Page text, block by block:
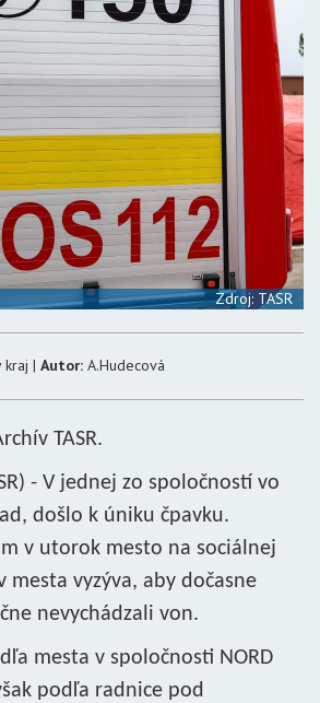
Zdroj: TASR
| Autor: A.Hudecová
TASR.
- V jednej zo spoločností vo
došlo k úniku čpavku.
v utorok mesto na sociálnej
mesta vyzýva, aby dočasne
nevychádzali von.
mesta v spoločnosti NORD
podľa radnice pod